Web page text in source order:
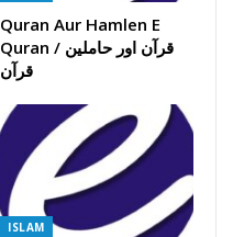
Quran Aur Hamlen E
Quran / قرآن اور حاملین
قرآن
ISLAM